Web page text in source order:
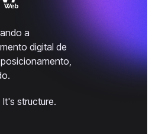
a
digital de
structure.